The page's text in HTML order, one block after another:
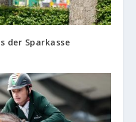
der Sparkasse